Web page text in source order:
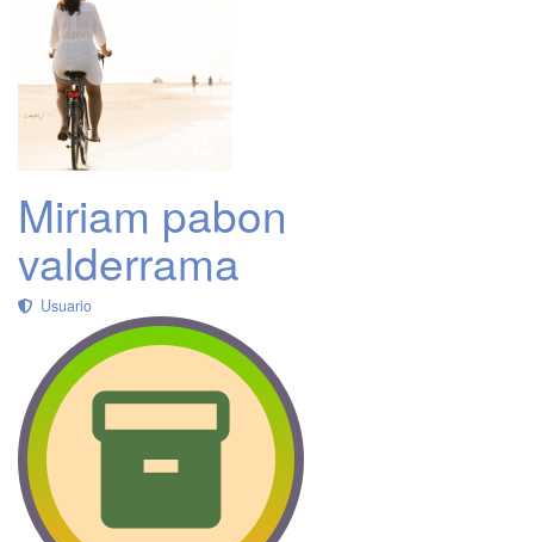
Miriam pabon
valderrama
Usuario